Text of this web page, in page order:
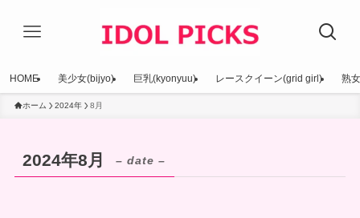
HOME 美少女(bijyo) 巨乳(kyonyuu) レースクイーン(grid girl) 熟
ホーム 2024年 8月
2024年8月 – date –